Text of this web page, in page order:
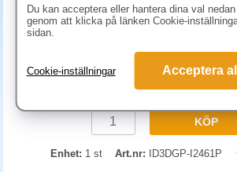
286.30 kr (inkl.
KÖP
Enhet: 1 st Art.nr: ID3DGP-I2461P
Du kan acceptera eller hantera dina val
genom att klicka på länken Cookie-
sidan.
Cookie-inställningar Acceptera